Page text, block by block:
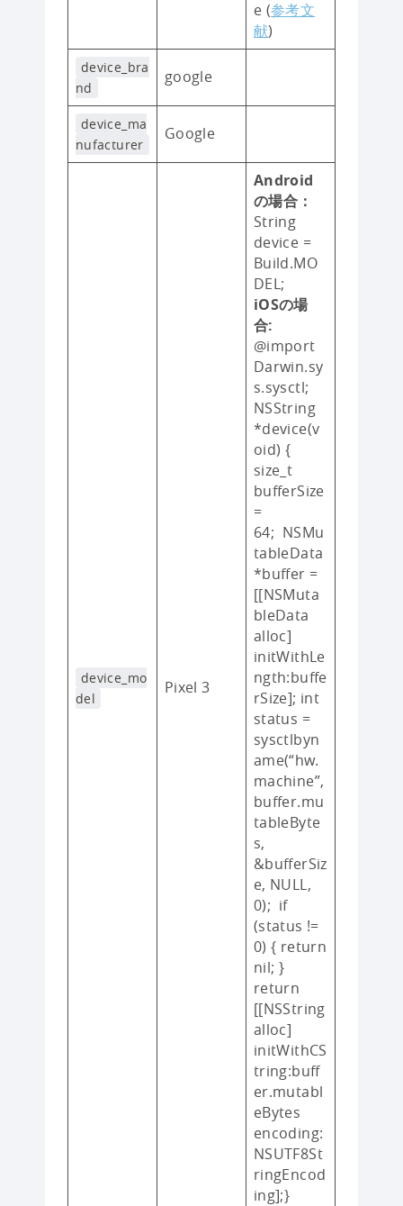
e (参考文
献)
device_bra
nd
google
device_ma
nufacturer
Google
device_mo
del
Pixel 3
Android
の場合：
String
device =
Build.MO
DEL;
iOSの場
合:
@import
Darwin.sy
s.sysctl;
NSString
*device(v
oid) {
size_t
bufferSize
=
64; NSMu
tableData
*buffer =
[[NSMuta
bleData
alloc]
initWithLe
ngth:buffe
rSize]; int
status =
sysctlbyn
ame(“hw.
machine”,
buffer.mu
tableByte
s,
&bufferSiz
e, NULL,
0); if
(status !=
0) { return
nil; }
return
[[NSString
alloc]
initWithCS
tring:buff
er.mutabl
eBytes
encoding:
NSUTF8St
ringEncod
ing];}